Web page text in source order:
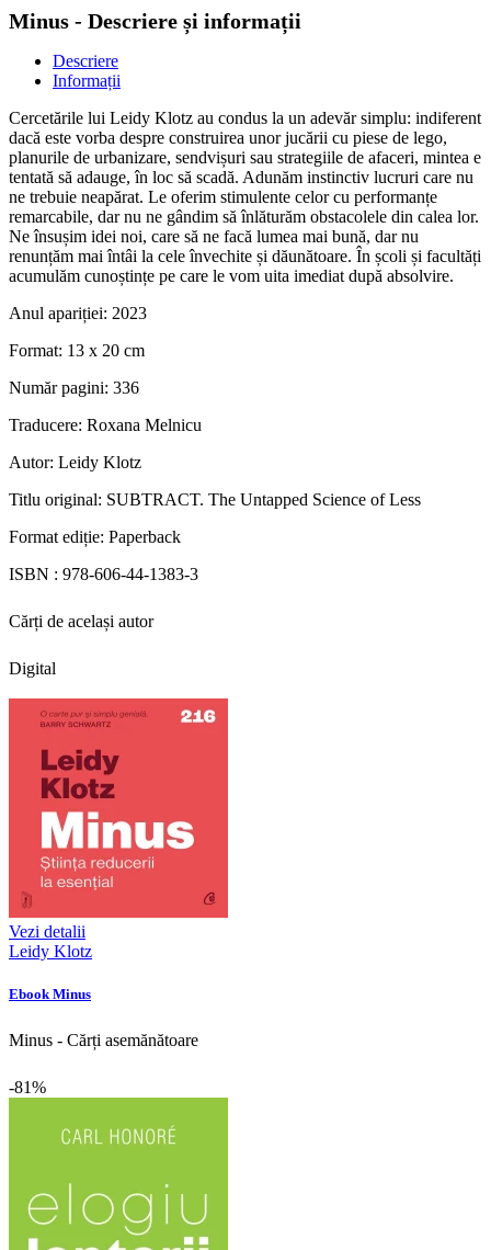
Minus - Descriere și informații
Descriere
Informații
Cercetările lui Leidy Klotz au condus la un adevăr simplu: indiferent
dacă este vorba despre construirea unor jucării cu piese de lego,
planurile de urbanizare, sendvișuri sau strategiile de afaceri, mintea e
tentată să adauge, în loc să scadă. Adunăm instinctiv lucruri care nu
ne trebuie neapărat. Le oferim stimulente celor cu performanțe
remarcabile, dar nu ne gândim să înlăturăm obstacolele din calea lor.
Ne însușim idei noi, care să ne facă lumea mai bună, dar nu
renunțăm mai întâi la cele învechite și dăunătoare. În școli și facultăți
acumulăm cunoștințe pe care le vom uita imediat după absolvire.
Anul apariției: 2023
Format: 13 x 20 cm
Număr pagini: 336
Traducere: Roxana Melnicu
Autor: Leidy Klotz
Titlu original: SUBTRACT. The Untapped Science of Less
Format ediție: Paperback
ISBN : 978-606-44-1383-3
Cărți de același autor
Digital
Vezi detalii
Leidy Klotz
Ebook Minus
Minus - Cărți asemănătoare
-81%